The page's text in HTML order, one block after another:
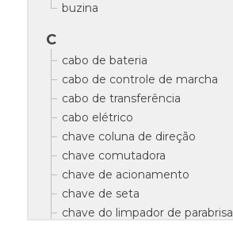
buzina
C
cabo de bateria
cabo de controle de marcha
cabo de transferência
cabo elétrico
chave coluna de direção
chave comutadora
chave de acionamento
chave de seta
chave do limpador de parabrisa